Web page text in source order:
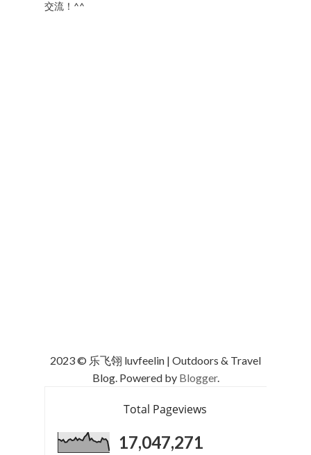
交流！^^
2023 © 乐飞翎 luvfeelin | Outdoors & Travel
Blog. Powered by Blogger.
Total Pageviews
17,047,271